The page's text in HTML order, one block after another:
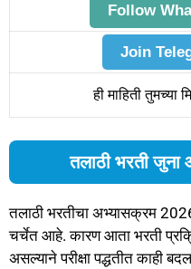
Follow
Join
ही माहिती तुमच्या
तलाठी भरती
तलाठी भरतीचा अभ्यासक्रम
चर्चेत आहे. कारण आता भरती
असल्याने परीक्षा पद्धतीत काही